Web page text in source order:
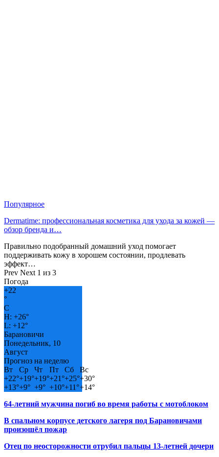
Популярное
Dermatime: профессиональная косметика для ухода за кожей —
обзор бренда и…
Правильно подобранный домашний уход помогает
поддерживать кожу в хорошем состоянии, продлевать
эффект…
Prev Next 1 из 3
Погода
+22
°
C
H: +26°
L: +12°
Барановичи
Понедельник, 10
Август
Прогноз на неделю
Вт
Ср Чт Пт Сб
Вс
+22°+19°+19°+21°+25°+30°
+13°+9° +9° +10°+11°+14°
64-летний мужчина погиб во время работы с мотоблоком
В спальном корпусе детского лагеря под Барановичами
произошёл пожар
Отец по неосторожности отрубил пальцы 13-летней дочери